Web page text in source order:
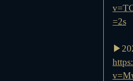
=2s